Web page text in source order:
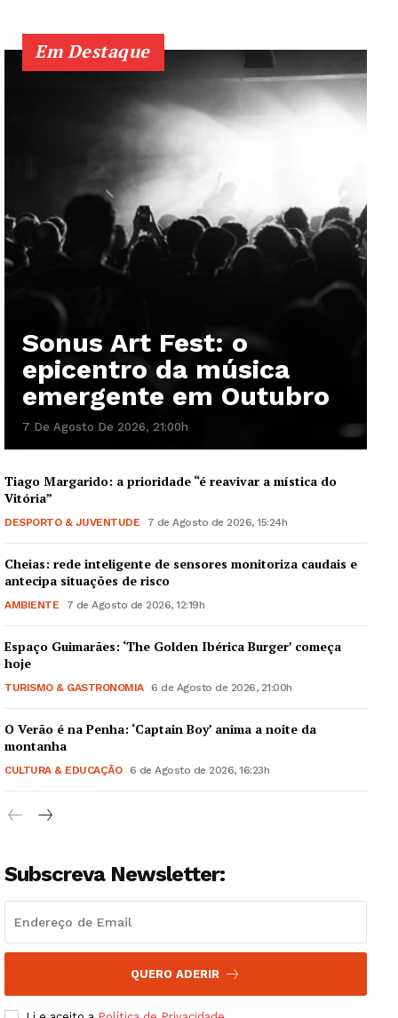
Guimarães, agora!
Institucional
Artigos
Edição Digital
Grande Entrevista
Em Destaque
Sonus Art Fest: o
epicentro da música
emergente em Outubro
7 De Agosto De 2026, 21:00h
Tiago Margarido: a prioridade “é reavivar a mística do
Vitória”
DESPORTO & JUVENTUDE 7 de Agosto de 2026, 15:24h
Cheias: rede inteligente de sensores monitoriza caudais e
antecipa situações de risco
AMBIENTE 7 de Agosto de 2026, 12:19h
Espaço Guimarães: ‘The Golden Ibérica Burger’ começa
hoje
TURISMO & GASTRONOMIA 6 de Agosto de 2026, 21:00h
O Verão é na Penha: ‘Captain Boy’ anima a noite da
montanha
CULTURA & EDUCAÇÃO 6 de Agosto de 2026, 16:23h
Subscreva Newsletter:
QUERO ADERIR